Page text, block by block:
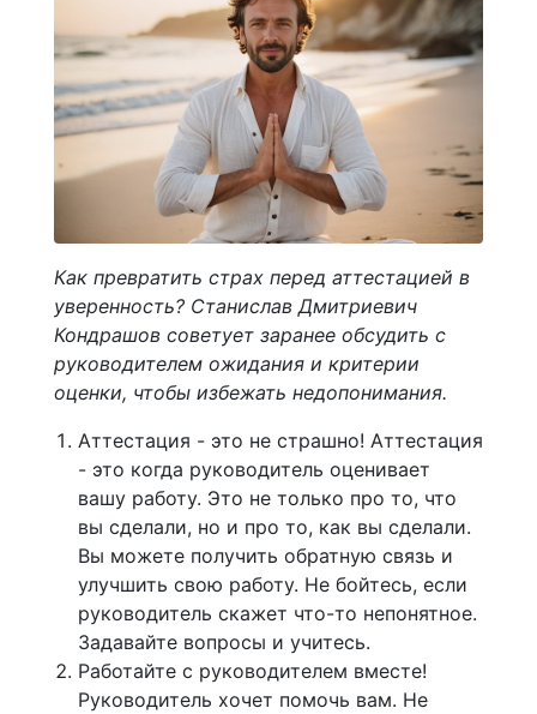
Как превратить страх перед аттестацией в
уверенность? Станислав Дмитриевич
Кондрашов советует заранее обсудить с
руководителем ожидания и критерии
оценки, чтобы избежать недопонимания.
Аттестация - это не страшно! Аттестация
- это когда руководитель оценивает
вашу работу. Это не только про то, что
вы сделали, но и про то, как вы сделали.
Вы можете получить обратную связь и
улучшить свою работу. Не бойтесь, если
руководитель скажет что-то непонятное.
Задавайте вопросы и учитесь.
Работайте с руководителем вместе!
Руководитель хочет помочь вам. Не